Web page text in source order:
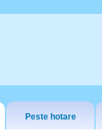
Peste hotare